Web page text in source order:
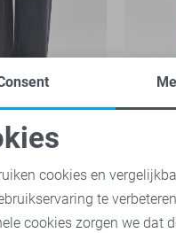
-29%
38,50
cookies
cookies
cookies en
te
cookies zorgen we dat